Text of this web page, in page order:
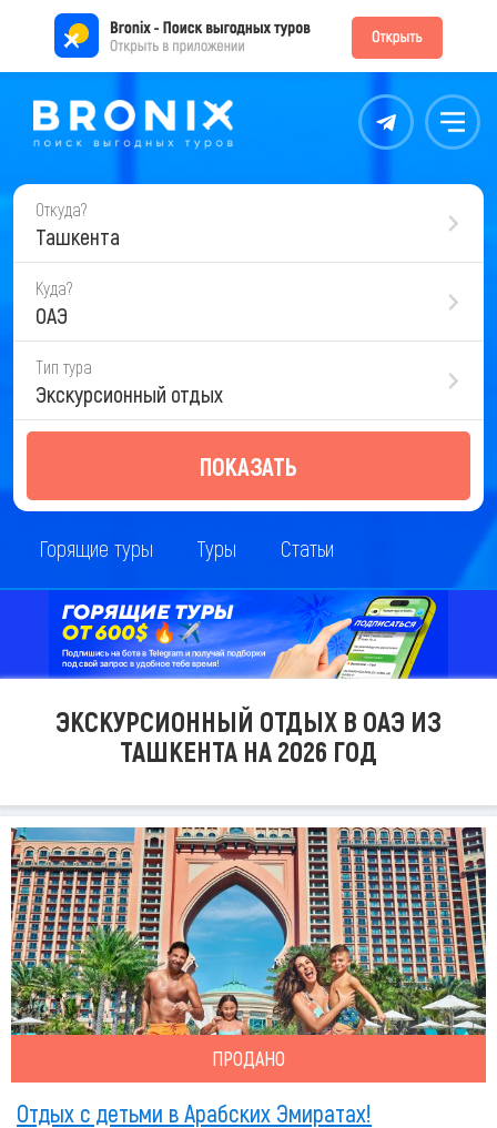
Контакты Меню
Откуда?
Ташкента
Куда?
ОАЭ
Тип тура
Экскурсионный отдых
ПОКАЗАТЬ
Горящие туры Туры Статьи
ЭКСКУРСИОННЫЙ ОТДЫХ В ОАЭ ИЗ
ТАШКЕНТА НА 2026 ГОД
ПРОДАНО
Отдых с детьми в Арабских Эмиратах!